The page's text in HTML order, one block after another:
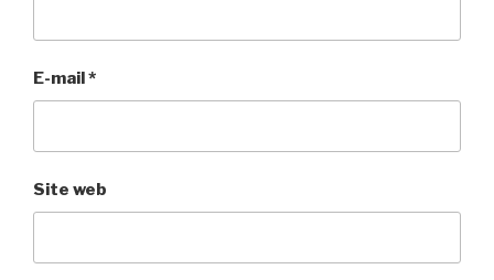
E-mail*
Site web